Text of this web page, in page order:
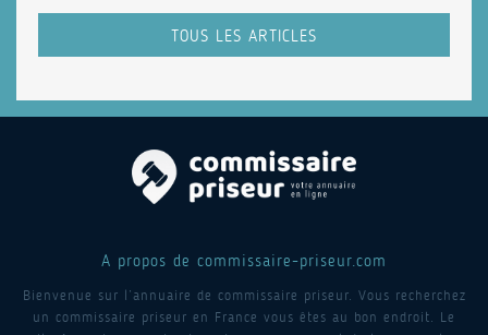
TOUS LES ARTICLES
A propos de commissaire-priseur.com
Bienvenue sur l’annuaire de commissaire priseur. Vous recherchez
un commissaire priseur en France vous êtes au bon endroit. Le